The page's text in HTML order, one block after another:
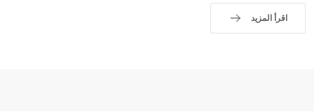
اقرأ المزيد